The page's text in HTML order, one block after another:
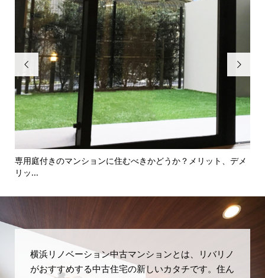

専用庭付きのマンションに住むべきかどうか？メリット、デメ
リッ...

横浜リノベーション中古マンションとは、リバリノ
がおすすめする中古住宅の新しいカタチです。住ん